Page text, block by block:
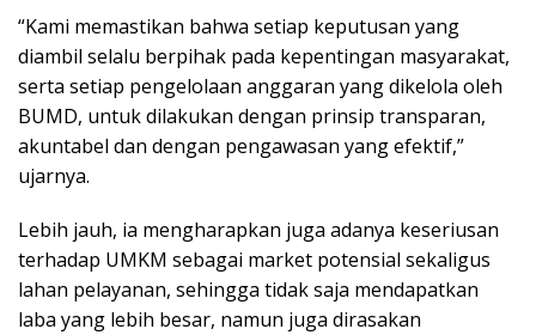
“Kami memastikan bahwa setiap keputusan yang
diambil selalu berpihak pada kepentingan masyarakat,
serta setiap pengelolaan anggaran yang dikelola oleh
BUMD, untuk dilakukan dengan prinsip transparan,
akuntabel dan dengan pengawasan yang efektif,”
ujarnya.
Lebih jauh, ia mengharapkan juga adanya keseriusan
terhadap UMKM sebagai market potensial sekaligus
lahan pelayanan, sehingga tidak saja mendapatkan
laba yang lebih besar, namun juga dirasakan